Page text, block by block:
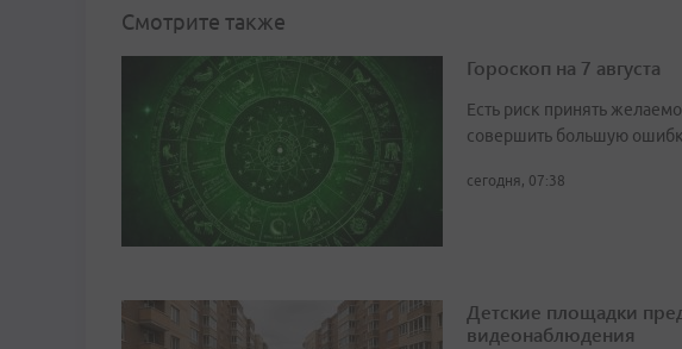
Смотрите также
Гороскоп на 7 августа
Есть риск принять
совершить большую
сегодня, 07:38
Детские площадки
видеонаблюдения